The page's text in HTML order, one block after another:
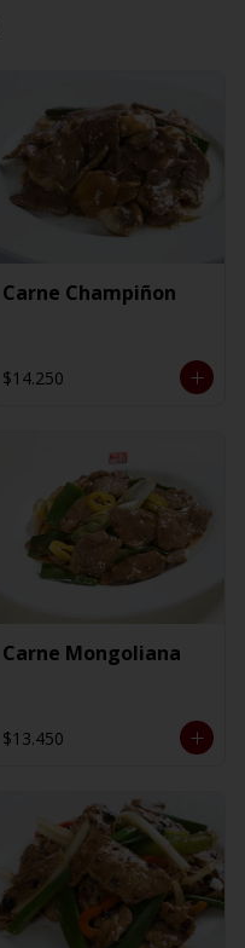
Carne Champiñon
$14.250
Carne Mongoliana
$13.450